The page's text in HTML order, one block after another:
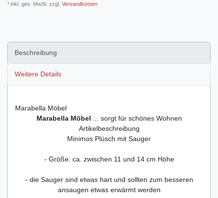
* inkl. ges. MwSt. zzgl. Versandkosten
Beschreibung
Weitere Details
Marabella Möbel
Marabella Möbel ... sorgt für schönes Wohnen
Artikelbeschreibung
Minimos Plüsch mit Sauger
- Größe: ca. zwischen 11 und 14 cm Höhe
- die Sauger sind etwas hart und sollten zum besseren
ansaugen etwas erwärmt werden